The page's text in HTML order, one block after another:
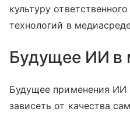
культуру
технологий в
Будущее ИИ в
Будущее применения ИИ
зависеть от качества